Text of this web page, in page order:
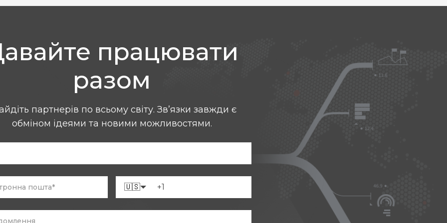
працювати
разом
партнерів по всьому світу. Зв’язки завжди є
обміном ідеями та новими можливостями.
🇺🇸